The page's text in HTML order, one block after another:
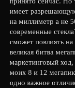
имеет
на миллиметр а не
современные
сможет повлиять
великая битва
маркетинговый
моих 8 и 12
одно важное